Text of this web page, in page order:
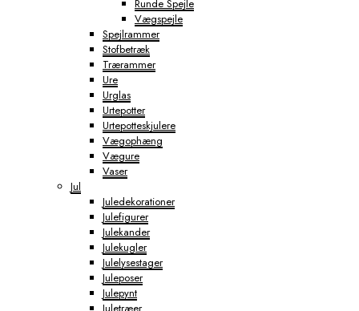
Runde Spejle
Vægspejle
Spejlrammer
Stofbetræk
Trærammer
Ure
Urglas
Urtepotter
Urtepotteskjulere
Vægophæng
Vægure
Vaser
Jul
Juledekorationer
Julefigurer
Julekander
Julekugler
Julelysestager
Juleposer
Julepynt